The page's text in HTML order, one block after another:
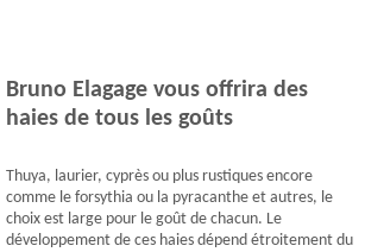
Bruno Elagage vous offrira des
haies de tous les goûts
Thuya, laurier, cyprès ou plus rustiques encore
comme le forsythia ou la pyracanthe et autres, le
choix est large pour le goût de chacun. Le
développement de ces haies dépend étroitement du